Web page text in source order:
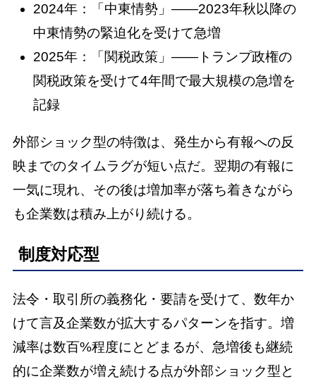
2024年：「中東情勢」——2023年秋以降の
中東情勢の緊迫化を受けて急増
2025年：「関税政策」——トランプ政権の
関税政策を受けて4年間で最大規模の急増を
記録
外部ショック型の特徴は、発生から有報への反
映までのタイムラグが短い点だ。翌期の有報に
一気に現れ、その後は増加率が落ち着きながら
も企業数は積み上がり続ける。
制度対応型
法令・取引所の義務化・要請を受けて、数年か
けて言及企業数が拡大するパターンを指す。増
減率は数百%程度にとどまるが、急増後も継続
的に企業数が増え続ける点が外部ショック型と